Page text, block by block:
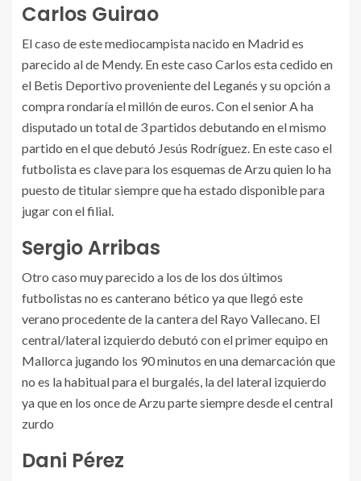
Carlos Guirao
El caso de este mediocampista nacido en Madrid es
parecido al de Mendy. En este caso Carlos esta cedido en
el Betis Deportivo proveniente del Leganés y su opción a
compra rondaría el millón de euros. Con el senior A ha
disputado un total de 3 partidos debutando en el mismo
partido en el que debutó Jesús Rodríguez. En este caso el
futbolista es clave para los esquemas de Arzu quien lo ha
puesto de titular siempre que ha estado disponible para
jugar con el filial.
Sergio Arribas
Otro caso muy parecido a los de los dos últimos
futbolistas no es canterano bético ya que llegó este
verano procedente de la cantera del Rayo Vallecano. El
central/lateral izquierdo debutó con el primer equipo en
Mallorca jugando los 90 minutos en una demarcación que
no es la habitual para el burgalés, la del lateral izquierdo
ya que en los once de Arzu parte siempre desde el central
zurdo
Dani Pérez